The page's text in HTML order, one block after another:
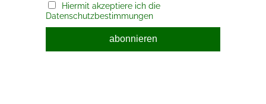
Hiermit akzeptiere ich die
Datenschutzbestimmungen